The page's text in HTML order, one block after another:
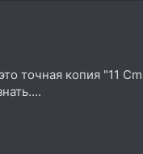
точная копия "11